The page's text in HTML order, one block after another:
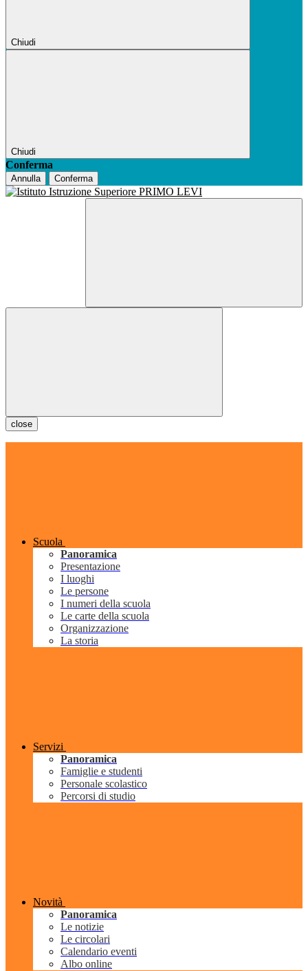
Chiudi
Chiudi
Conferma
Annulla Conferma
close
Scuola
Panoramica
Presentazione
I luoghi
Le persone
I numeri della scuola
Le carte della scuola
Organizzazione
La storia
Servizi
Panoramica
Famiglie e studenti
Personale scolastico
Percorsi di studio
Novità
Panoramica
Le notizie
Le circolari
Calendario eventi
Albo online